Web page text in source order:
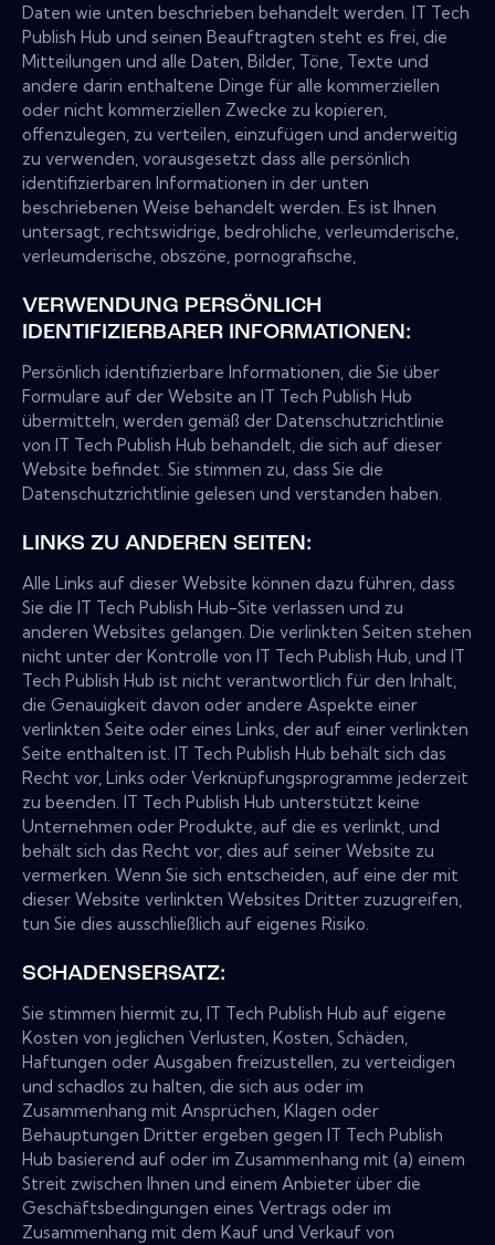
Daten wie unten beschrieben behandelt werden. IT Tech
Publish Hub und seinen Beauftragten steht es frei, die
Mitteilungen und alle Daten, Bilder, Töne, Texte und
andere darin enthaltene Dinge für alle kommerziellen
oder nicht kommerziellen Zwecke zu kopieren,
offenzulegen, zu verteilen, einzufügen und anderweitig
zu verwenden, vorausgesetzt dass alle persönlich
identifizierbaren Informationen in der unten
beschriebenen Weise behandelt werden. Es ist Ihnen
untersagt, rechtswidrige, bedrohliche, verleumderische,
verleumderische, obszöne, pornografische,
VERWENDUNG PERSÖNLICH
IDENTIFIZIERBARER INFORMATIONEN:
Persönlich identifizierbare Informationen, die Sie über
Formulare auf der Website an IT Tech Publish Hub
übermitteln, werden gemäß der Datenschutzrichtlinie
von IT Tech Publish Hub behandelt, die sich auf dieser
Website befindet. Sie stimmen zu, dass Sie die
Datenschutzrichtlinie gelesen und verstanden haben.
LINKS ZU ANDEREN SEITEN:
Alle Links auf dieser Website können dazu führen, dass
Sie die IT Tech Publish Hub-Site verlassen und zu
anderen Websites gelangen. Die verlinkten Seiten stehen
nicht unter der Kontrolle von IT Tech Publish Hub, und IT
Tech Publish Hub ist nicht verantwortlich für den Inhalt,
die Genauigkeit davon oder andere Aspekte einer
verlinkten Seite oder eines Links, der auf einer verlinkten
Seite enthalten ist. IT Tech Publish Hub behält sich das
Recht vor, Links oder Verknüpfungsprogramme jederzeit
zu beenden. IT Tech Publish Hub unterstützt keine
Unternehmen oder Produkte, auf die es verlinkt, und
behält sich das Recht vor, dies auf seiner Website zu
vermerken. Wenn Sie sich entscheiden, auf eine der mit
dieser Website verlinkten Websites Dritter zuzugreifen,
tun Sie dies ausschließlich auf eigenes Risiko.
SCHADENSERSATZ:
Sie stimmen hiermit zu, IT Tech Publish Hub auf eigene
Kosten von jeglichen Verlusten, Kosten, Schäden,
Haftungen oder Ausgaben freizustellen, zu verteidigen
und schadlos zu halten, die sich aus oder im
Zusammenhang mit Ansprüchen, Klagen oder
Behauptungen Dritter ergeben gegen IT Tech Publish
Hub basierend auf oder im Zusammenhang mit (a) einem
Streit zwischen Ihnen und einem Anbieter über die
Geschäftsbedingungen eines Vertrags oder im
Zusammenhang mit dem Kauf und Verkauf von